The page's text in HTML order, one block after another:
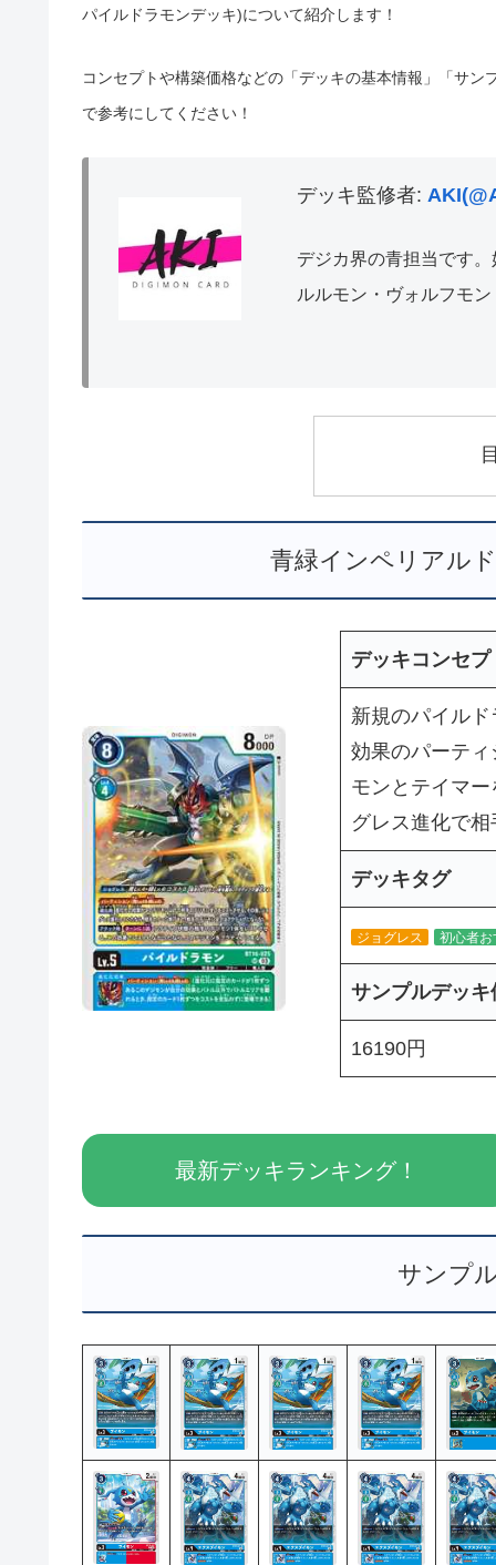
パイルドラモンデッキ)について紹介します！
コンセプトや構築価格などの「デッキの基本情報」「サ
で参考にしてください！
デッキ監修者:
デジカ界の青担当です
ルルモン・ヴォルフモ
青緑インペリアル
デッキコンセプ
新規のパイル
効果のパーテ
モンとテイマ
グレス進化で
デッキタグ
ジョグレス 初心者お
サンプルデッキ
16190円
最新デッキランキング！
サンプ